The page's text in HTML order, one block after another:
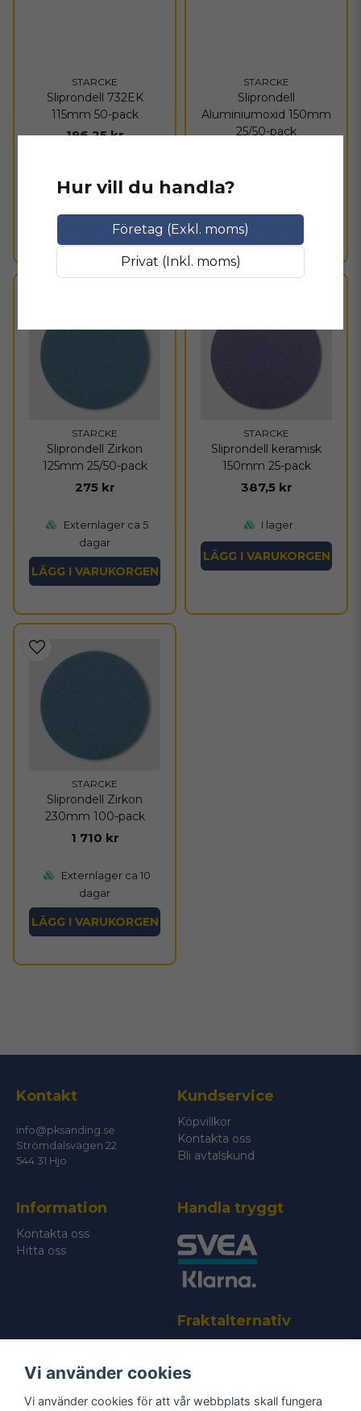
STARCKE
Sliprondell 732EK
115mm 50-pack
196,25 kr
STARCKE
Sliprondell
Aluminiumoxid 150mm
25/50-pack
LÄGG I VARUKORGEN
STARCKE
Sliprondell Zirkon
125mm 25/50-pack
275 kr
Externlager ca 5
dagar
LÄGG I VARUKORGEN
STARCKE
Sliprondell keramisk
150mm 25-pack
387,5 kr
I lager
LÄGG I VARUKORGEN
STARCKE
Sliprondell Zirkon
230mm 100-pack
1 710 kr
Externlager ca 10
dagar
LÄGG I VARUKORGEN
Hur vill du handla?
Företag (Exkl. moms)
Privat (Inkl. moms)
Kontakt
info@pksanding.se
Strömdalsvägen 22
544 31 Hjo
Kundservice
Köpvillkor
Kontakta oss
Bli avtalskund
Information
Kontakta oss
Hitta oss
Handla tryggt
Fraktalternativ
Vi använder cookies
Vi använder cookies för att vår webbplats skall fungera